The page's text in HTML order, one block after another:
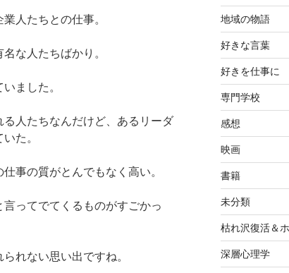
人たちとの仕事。
な人たちばかり。
ました。
人たちなんだけど、あるリーダ
た。
事の質がとんでもなく高い。
言ってでてくるものがすごかっ
れない思い出ですね。
地域の物語
好きな言葉
好きを仕事に
専門学校
感想
映画
書籍
未分類
枯れ沢復活＆
深層心理学